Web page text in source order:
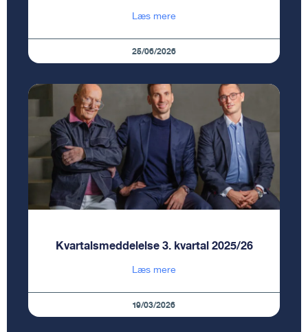
Læs mere
25/06/2026
Kvartalsmeddelelse 3. kvartal 2025/26
Læs mere
19/03/2026